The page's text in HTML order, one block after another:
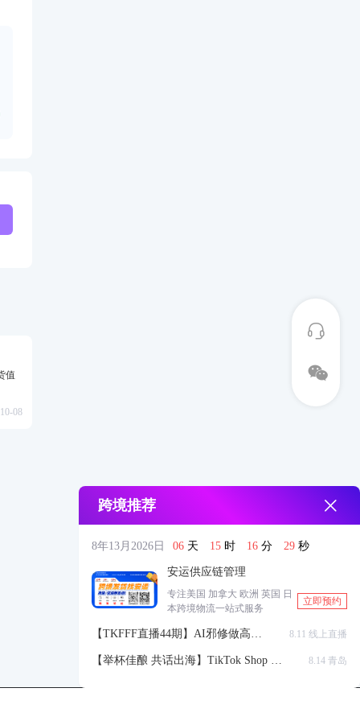
值
08
跨境推荐
8年13月2026日 06 天 15 时 16 分 28 秒
安运供应链管理
专注美国 加拿大 欧洲 英国 日
本跨境物流一站式服务
立即预约
【TKFFF直播44期】AI邪修做高点
带货视频
8.11 线上直播
【举杯佳酿 共话出海】TikTok Shop 全
8.14 青岛